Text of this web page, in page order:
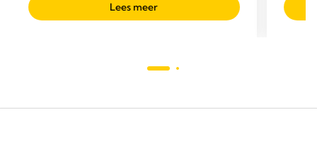
Lees meer